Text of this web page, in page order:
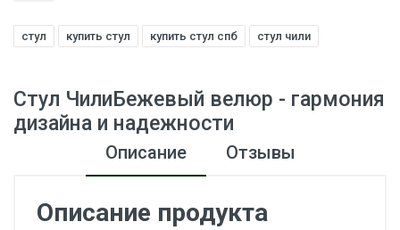
стул купить стул купить стул спб стул чили
Стул ЧилиБежевый велюр - гармония
дизайна и надежности
Описание Отзывы
Описание продукта